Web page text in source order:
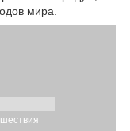
мира.